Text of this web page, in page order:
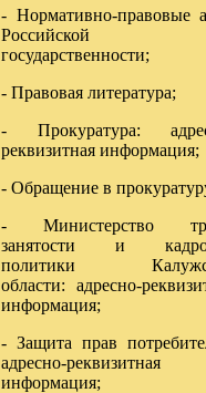
- Нормативно-правовые
Российской
государственности;
- Правовая литература;
- Прокуратура:
реквизитная информация;
- Обращение в
- Министерство
занятости и
политики
области: адресно-
информация;
- Защита прав
адресно-реквизитная
информация;